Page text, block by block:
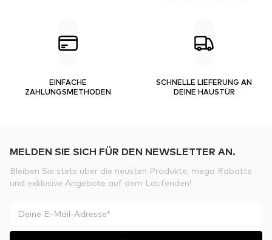
EINFACHE
ZAHLUNGSMETHODEN
SCHNELLE LIEFERUNG AN
DEINE HAUSTÜR
MELDEN SIE SICH FÜR DEN NEWSLETTER AN.
Bleiben Sie stets über die neusten Produkte, mega Rabatte
und exklusive Angebote auf dem Laufenden!